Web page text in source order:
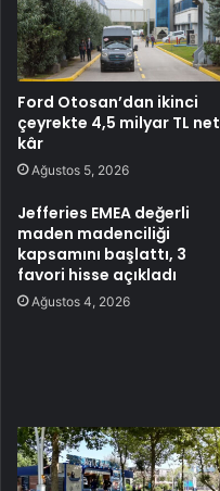
Ford Otosan’dan ikinci
çeyrekte 4,5 milyar TL net
kâr
Ağustos 5, 2026
Jefferies EMEA değerli
maden madenciliği
kapsamını başlattı, 3
favori hisse açıkladı
Ağustos 4, 2026